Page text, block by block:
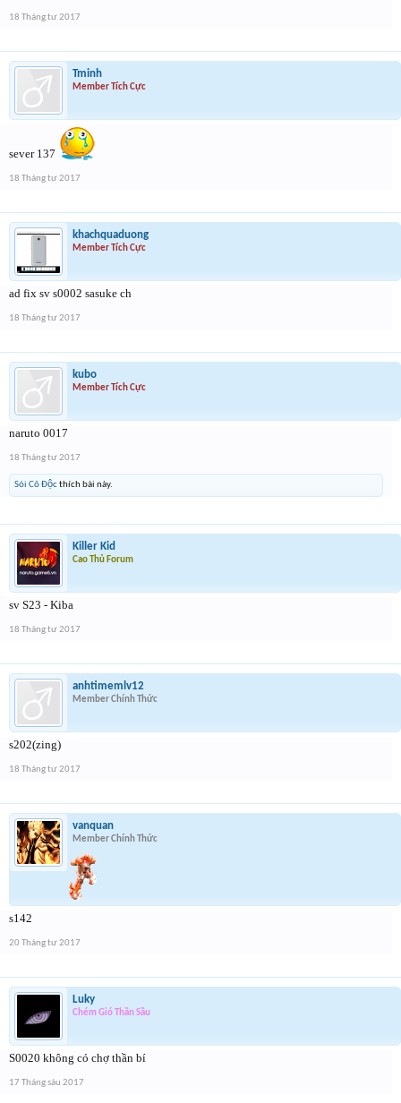
18 Tháng tư 2017
Tminh
Member Tích Cực
sever 137
18 Tháng tư 2017
khachquaduong
Member Tích Cực
ad fix sv s0002 sasuke ch
18 Tháng tư 2017
kubo
Member Tích Cực
naruto 0017
18 Tháng tư 2017
Sói Cô Độcthích bài này.
Killer Kid
Cao Thủ Forum
sv S23 - Kiba
18 Tháng tư 2017
anhtimemlv12
Member Chính Thức
s202(zing)
18 Tháng tư 2017
vanquan
Member Chính Thức
s142
20 Tháng tư 2017
Luky
Chém Gió Thần Sầu
S0020 không có chợ thần bí
17 Tháng sáu 2017